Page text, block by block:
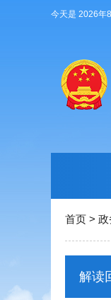
今天是 2026年
首页 > 政
解读